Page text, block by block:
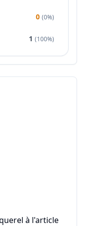
0 (0%)
1 (100%)
à l'article